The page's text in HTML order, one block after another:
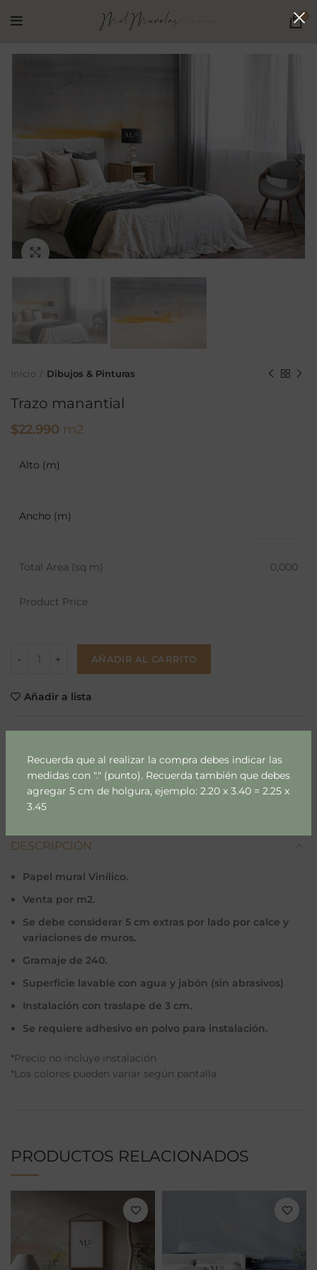
Recuerda que al realizar la compra debes indicar las
medidas con "." (punto). Recuerda también que debes
agregar 5 cm de holgura, ejemplo: 2.20 x 3.40 = 2.25 x
3.45
0
Ampliar
Inicio Dibujos & Pinturas
Trazo manantial
$22.990 m2
Alto (m)
Ancho (m)
Total Area (sq m) 0,000
Product Price
AÑADIR AL CARRITO
Añadir a lista
Categoría:Dibujos & Pinturas
DESCRIPCIÓN
Papel mural Vinílico.
Venta por m2.
Se debe considerar 5 cm extras por lado por calce y
variaciones de muros.
Gramaje de 240.
Superficie lavable con agua y jabón (sin abrasivos)
Instalación con traslape de 3 cm.
Se requiere adhesivo en polvo para instalación.
*Precio no incluye instalación
*Los colores pueden variar según pantalla
PRODUCTOS RELACIONADOS